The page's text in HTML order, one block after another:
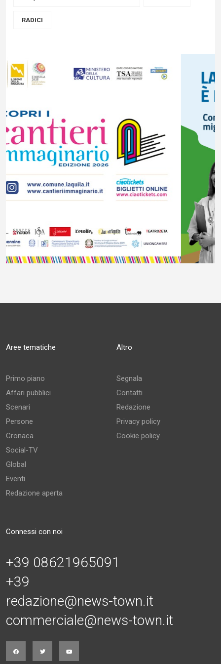
RADICI
Aree tematiche
Primo piano
Affari pubblici
Scenari
Persone
Cronaca
Social-TV
Global
Eventi
Redazione aperta
Altro
Segnala
Contatti
Redazione
Privacy policy
Cookie policy
Connessi con noi
+39 08621965091
+39
redazione@news-town.it
commerciale@news-town.it